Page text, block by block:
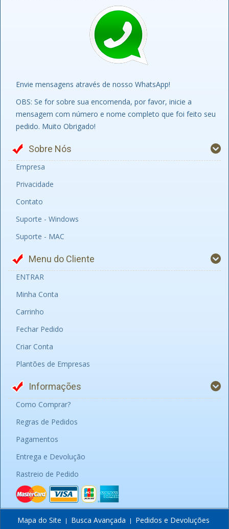
Envie mensagens através de nosso WhatsApp!
OBS: Se for sobre sua encomenda, por favor, inicie a
mensagem com número e nome completo que foi feito seu
pedido. Muito Obrigado!
Sobre Nós
Empresa
Privacidade
Contato
Suporte - Windows
Suporte - MAC
Menu do Cliente
ENTRAR
Minha Conta
Carrinho
Fechar Pedido
Criar Conta
Plantões de Empresas
Informações
Como Comprar?
Regras de Pedidos
Pagamentos
Entrega e Devolução
Rastreio de Pedido
Mapa do Site Busca Avançada Pedidos e Devoluções